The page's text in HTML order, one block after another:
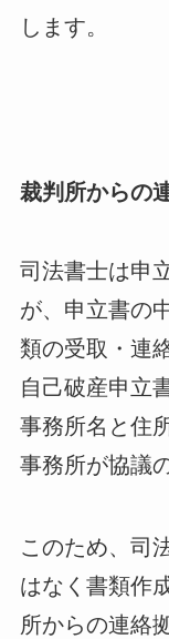
します。
裁判所からの
司法書士は申
が、申立書の
類の受取・連
自己破産申立
事務所名と住
事務所が協議
このため、司
はなく書類作
所からの連絡